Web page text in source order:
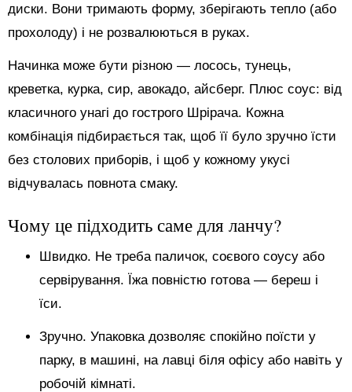
диски. Вони тримають форму, зберігають тепло (або
прохолоду) і не розвалюються в руках.
Начинка може бути різною — лосось, тунець,
креветка, курка, сир, авокадо, айсберг. Плюс соус: від
класичного унагі до гострого Шрірача. Кожна
комбінація підбирається так, щоб її було зручно їсти
без столових приборів, і щоб у кожному укусі
відчувалась повнота смаку.
Чому це підходить саме для ланчу?
Швидко. Не треба паличок, соєвого соусу або
сервірування. Їжа повністю готова — береш і
їси.
Зручно. Упаковка дозволяє спокійно поїсти у
парку, в машині, на лавці біля офісу або навіть у
робочій кімнаті.